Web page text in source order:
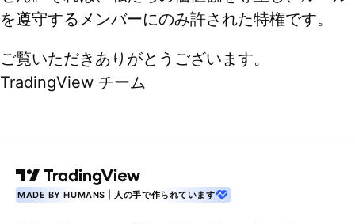
を遵守するメンバーにのみ許された特権です。
ご覧いただきありがとうございます。
TradingView チーム
MADE BY HUMANS | 人の手で作られています